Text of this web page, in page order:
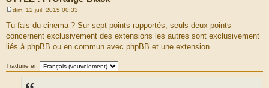
e
s
s
a
g
dim. 12 juil. 2015 00:33
Tu fais du cinema ? Sur sept points rapportés, seuls deux points
concernent exclusivement des extensions les autres sont exclusivement
liés à phpBB ou en commun avec phpBB et une extension.
Traduire en